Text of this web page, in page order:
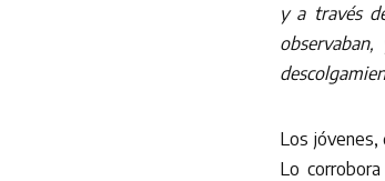
y a través
Los jóvenes,
Lo